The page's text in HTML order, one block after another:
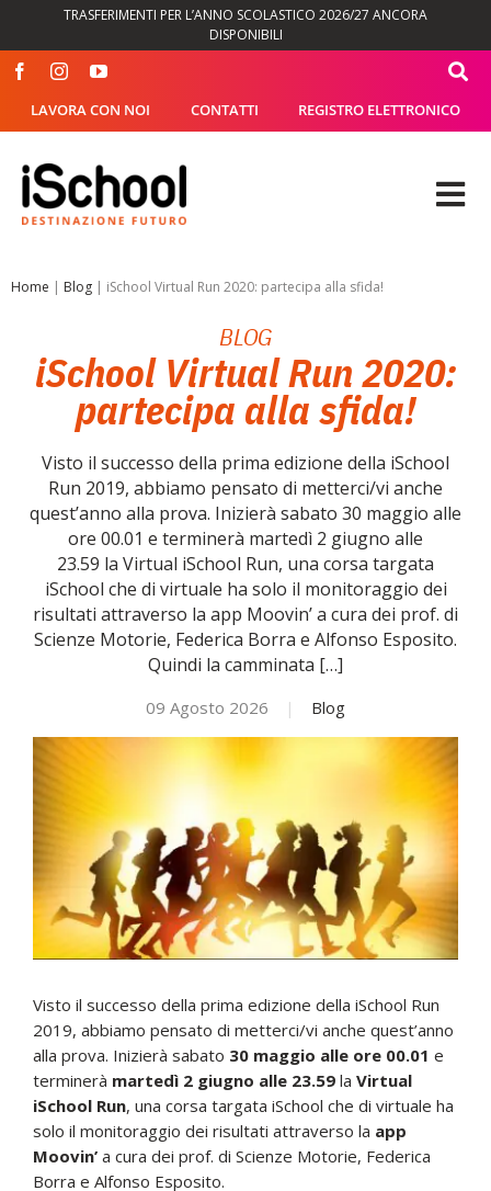
contenuto
TRASFERIMENTI PER L’ANNO SCOLASTICO 2026/27 ANCORA
DISPONIBILI
LAVORA CON NOI CONTATTI REGISTRO ELETTRONICO
SEGRETERIA
ISCHOOL
NOVITÀ
ISCRIVITI
ESAMI DI IDONEITÀ
Home | Blog| iSchool Virtual Run 2020: partecipa alla sfida!
BLOG
iSchool Virtual Run 2020:
partecipa alla sfida!
Visto il successo della prima edizione della iSchool
Run 2019, abbiamo pensato di metterci/vi anche
quest’anno alla prova. Inizierà sabato 30 maggio alle
ore 00.01 e terminerà martedì 2 giugno alle
23.59 la Virtual iSchool Run, una corsa targata
iSchool che di virtuale ha solo il monitoraggio dei
risultati attraverso la app Moovin’ a cura dei prof. di
Scienze Motorie, Federica Borra e Alfonso Esposito.
Quindi la camminata […]
09 Agosto 2026 | Blog
Visto il successo della prima edizione della iSchool Run
2019, abbiamo pensato di metterci/vi anche quest’anno
alla prova. Inizierà sabato 30 maggio alle ore 00.01 e
terminerà martedì 2 giugno alle 23.59 la Virtual
iSchool Run, una corsa targata iSchool che di virtuale ha
solo il monitoraggio dei risultati attraverso la app
Moovin’ a cura dei prof. di Scienze Motorie, Federica
Borra e Alfonso Esposito.